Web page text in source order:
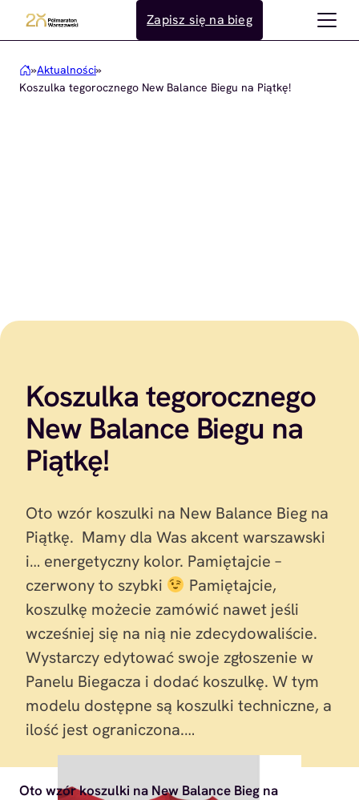
Zapisz się na bieg
»Aktualności»
Koszulka tegorocznego New Balance Biegu na Piątkę!
Koszulka tegorocznego
New Balance Biegu na
Piątkę!
Oto wzór koszulki na New Balance Bieg na
Piątkę. Mamy dla Was akcent warszawski
i… energetyczny kolor. Pamiętajcie –
czerwony to szybki
Pamiętajcie,
koszulkę możecie zamówić nawet jeśli
wcześniej się na nią nie zdecydowaliście.
Wystarczy edytować swoje zgłoszenie w
Panelu Biegacza i dodać koszulkę. W tym
modelu dostępne są koszulki techniczne, a
ilość jest ograniczona.…
Oto wzór koszulki na New Balance Bieg na